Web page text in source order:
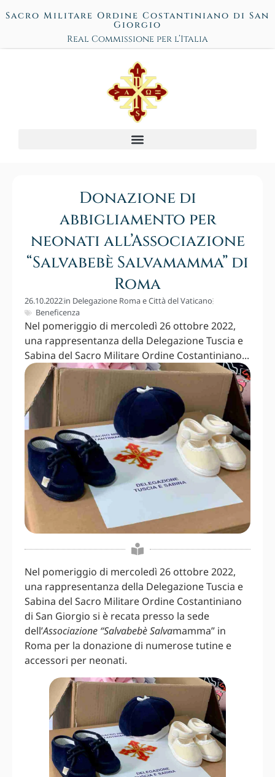
Sacro Militare Ordine Costantiniano di San
Giorgio
Real Commissione per l’Italia
Donazione di
abbigliamento per
neonati all’Associazione
“Salvabebè Salvamamma” di
Roma
26.10.2022in Delegazione Roma e Città del Vaticano
Beneficenza
Nel pomeriggio di mercoledì 26 ottobre 2022,
una rappresentanza della Delegazione Tuscia e
Sabina del Sacro Militare Ordine Costantiniano...
Nel pomeriggio di mercoledì 26 ottobre 2022,
una rappresentanza della Delegazione Tuscia e
Sabina del Sacro Militare Ordine Costantiniano
di San Giorgio si è recata presso la sede
dell’Associazione “Salvabebè Salvamamma” in
Roma per la donazione di numerose tutine e
accessori per neonati.